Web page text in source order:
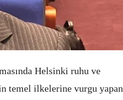
Helsinki ruhu ve
temel ilkelerine vurgu yapan